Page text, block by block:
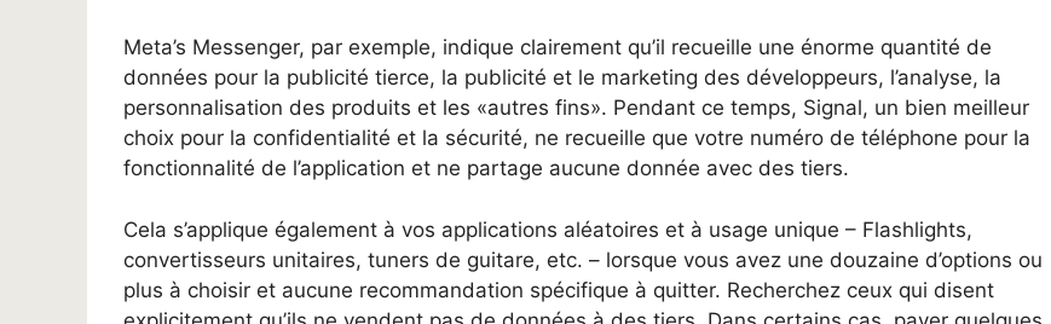
Meta’s Messenger, par exemple, indique clairement qu’il recueille une énorme quantité de
données pour la publicité tierce, la publicité et le marketing des développeurs, l’analyse, la
personnalisation des produits et les «autres fins». Pendant ce temps, Signal, un bien meilleur
choix pour la confidentialité et la sécurité, ne recueille que votre numéro de téléphone pour la
fonctionnalité de l’application et ne partage aucune donnée avec des tiers.
Cela s’applique également à vos applications aléatoires et à usage unique – Flashlights,
convertisseurs unitaires, tuners de guitare, etc. – lorsque vous avez une douzaine d’options ou
plus à choisir et aucune recommandation spécifique à quitter. Recherchez ceux qui disent